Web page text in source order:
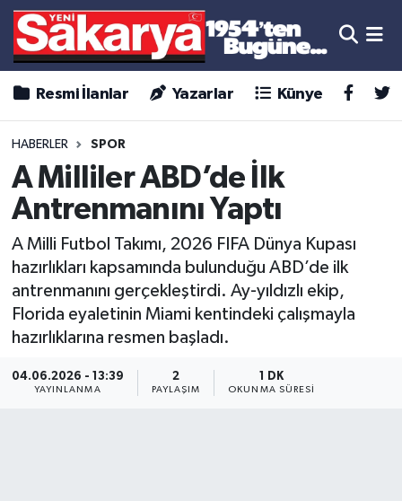
Resmi İlanlar Yazarlar Künye
HABERLER SPOR
A Milliler ABD’de İlk
Antrenmanını Yaptı
A Milli Futbol Takımı, 2026 FIFA Dünya Kupası
hazırlıkları kapsamında bulunduğu ABD’de ilk
antrenmanını gerçekleştirdi. Ay-yıldızlı ekip,
Florida eyaletinin Miami kentindeki çalışmayla
hazırlıklarına resmen başladı.
04.06.2026 - 13:39
YAYINLANMA
2
PAYLAŞIM
1 DK
OKUNMA SÜRESI